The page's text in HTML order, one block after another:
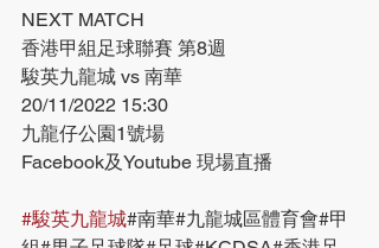
NEXT MATCH
香港甲組足球聯賽 第8週
駿英九龍城 vs 南華
20/11/2022 15:30
九龍仔公園1號場
Facebook及Youtube 現場直播
#駿英九龍城#南華#九龍城區體育會#甲